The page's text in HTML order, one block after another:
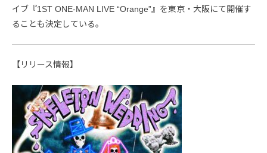
イブ『1ST ONE-MAN LIVE “Orange”』を東京・大阪にて開催す
ることも決定している。
【リリース情報】